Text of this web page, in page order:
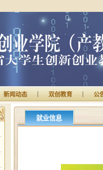
新闻动态 双创教育 公
就业信息